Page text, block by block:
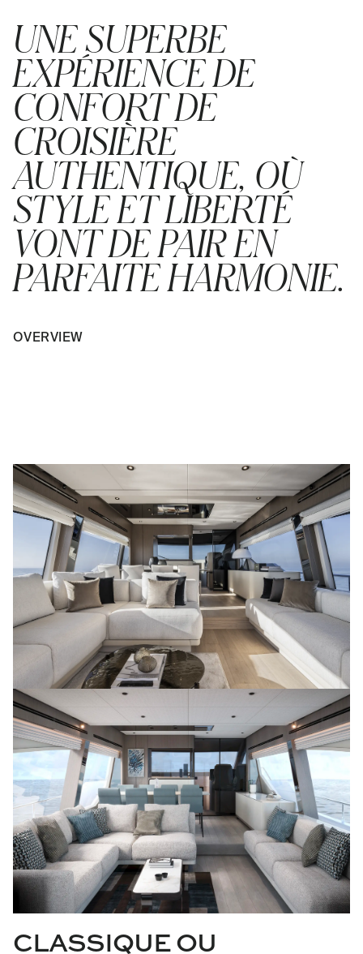
UNE SUPERBE
EXPÉRIENCE DE
CONFORT DE
CROISIÈRE
AUTHENTIQUE, OÙ
STYLE ET LIBERTÉ
VONT DE PAIR EN
PARFAITE HARMONIE.
OVERVIEW
CLASSIQUE OU